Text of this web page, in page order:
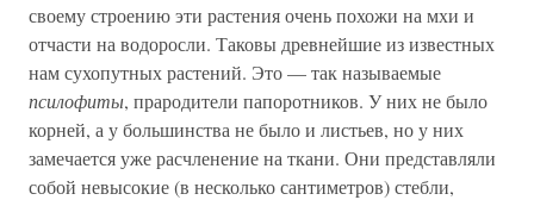
своему строению эти растения очень похожи на мхи и
отчасти на водоросли. Таковы древнейшие из известных
нам сухопутных растений. Это — так называемые
псилофиты, прародители папоротников. У них не было
корней, а у большинства не было и листьев, но у них
замечается уже расчленение на ткани. Они представляли
собой невысокие (в несколько сантиметров) стебли,